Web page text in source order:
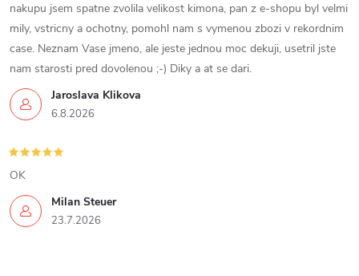
Jaroslava Klikova
6.8.2026
nakupu jsem spatne zvolila velikost kimona, pan z e-shopu byl velmi
mily, vstricny a ochotny, pomohl nam s vymenou zbozi v rekordnim
case. Neznam Vase jmeno, ale jeste jednou moc dekuji, usetril jste
nam starosti pred dovolenou ;-) Diky a at se dari.
Milan Steuer
23.7.2026
OK